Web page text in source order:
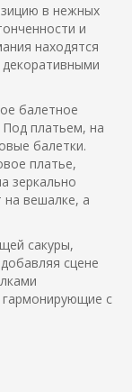
в нежных
и
находятся
балетное
платьем, на
балетки.
платье,
зеркально
на вешалке, а
сакуры,
сцене
с